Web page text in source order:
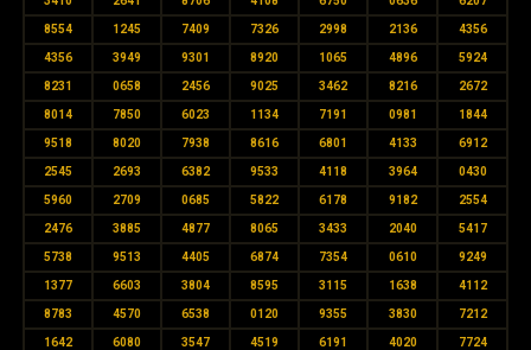
8554 1245 7409 7326 2998 2136 4356
4356 3949 9301 8920 1065 4896 5924
8231 0658 2456 9025 3462 8216 2672
8014 7850 6023 1134 7191 0981 1844
9518 8020 7938 8616 6801 4133 6912
2545 2693 6382 9533 4118 3964 0430
5960 2709 0685 5822 6178 9182 2554
2476 3885 4877 8065 3433 2040 5417
5738 9513 4405 6874 7354 0610 9249
1377 6603 3804 8595 3115 1638 4112
8783 4570 6538 0120 9355 3830 7212
1642 6080 3547 4519 6191 4020 7724